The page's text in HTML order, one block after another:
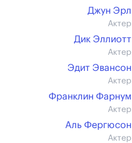
Джун Эрл
Актер
Дик Эллиотт
Актер
Эдит Эвансон
Актер
Франклин Фарнум
Актер
Аль Фергюсон
Актер